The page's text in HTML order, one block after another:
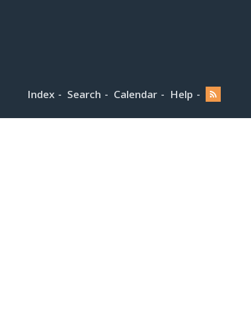
Index Search Calendar Help